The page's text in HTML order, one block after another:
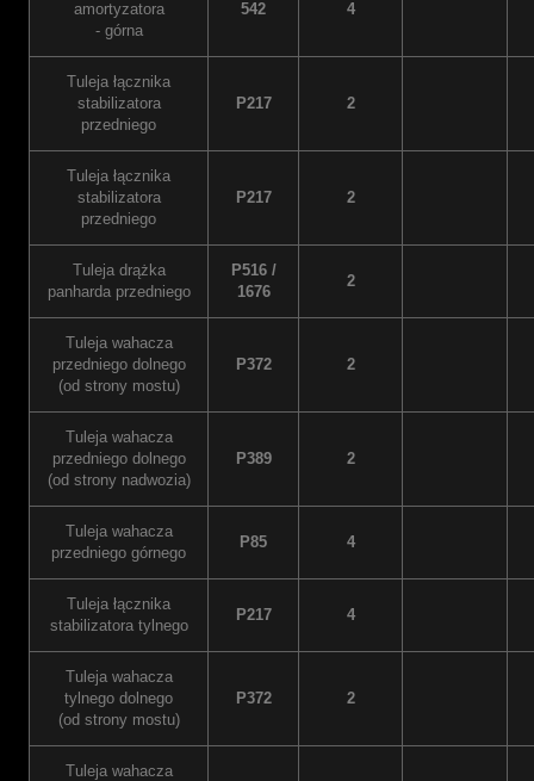
amortyzatora
- górna
542 4
Tuleja łącznika
stabilizatora
przedniego
P217 2
Tuleja łącznika
stabilizatora
przedniego
P217 2
Tuleja drążka
panharda przedniego
P516 /
1676
2
Tuleja wahacza
przedniego dolnego
(od strony mostu)
P372 2
Tuleja wahacza
przedniego dolnego
(od strony nadwozia)
P389 2
Tuleja wahacza
przedniego górnego
P85 4
Tuleja łącznika
stabilizatora tylnego
P217 4
Tuleja wahacza
tylnego dolnego
(od strony mostu)
P372 2
Tuleja wahacza